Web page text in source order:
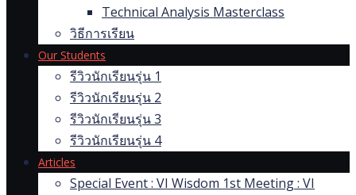
Technical Analysis Masterclass
วิธีการเรียน
Our Students
รีวิวนักเรียนรุ่น 1
รีวิวนักเรียนรุ่น 2
รีวิวนักเรียนรุ่น 3
รีวิวนักเรียนรุ่น 4
Articles
Special Event : VI Wisdom 1st Meeting : VI